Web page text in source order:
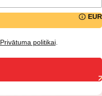
EUR
Privātuma politikai.